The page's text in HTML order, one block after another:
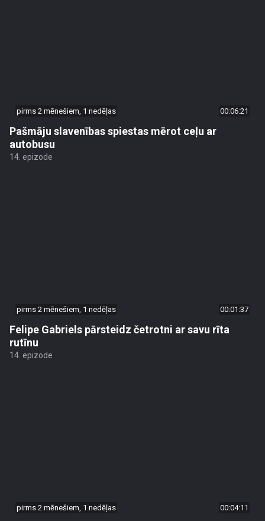
pirms 2 mēnešiem, 1 nedēļas 00:06:21
Pašmāju slavenības spiestas mērot ceļu ar
autobusu
14. epizode
pirms 2 mēnešiem, 1 nedēļas 00:01:37
Felipe Gabriels pārsteidz četrotni ar savu rīta
rutīnu
14. epizode
pirms 2 mēnešiem, 1 nedēļas 00:04:11